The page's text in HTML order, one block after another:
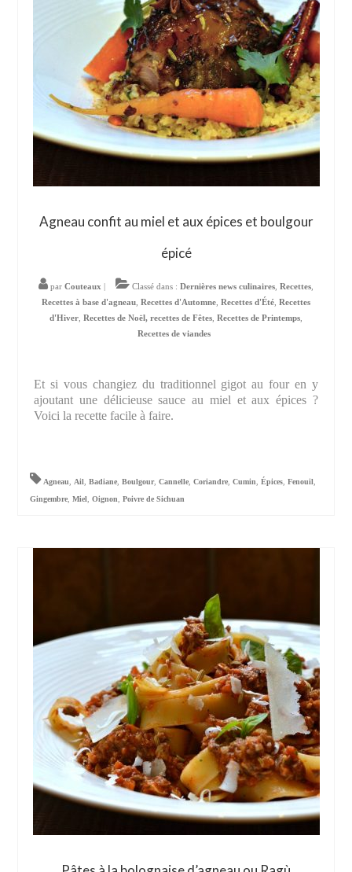
Agneau confit au miel et aux épices et boulgour
épicé
par Couteaux Classé dans : Dernières news culinaires Recettes
Recettes à base d'agneau Recettes d'Automne Recettes d'Été Recettes
d'Hiver Recettes de Noël, recettes de Fêtes Recettes de Printemps
Recettes de viandes
Et si vous changiez du traditionnel gigot au four en y
ajoutant une délicieuse sauce au miel et aux épices ?
Voici la recette facile à faire.
Agneau,Ail,Badiane,Boulgour,Cannelle,Coriandre,Cumin,Épices,Fenouil,
Gingembre,Miel,Oignon,Poivre de Sichuan